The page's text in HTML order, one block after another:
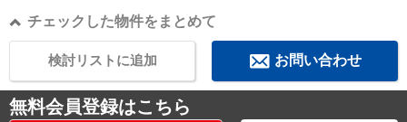
チェックした物件をまとめて
お問い合わせ
検討リストに追加
無料会員登録はこちら